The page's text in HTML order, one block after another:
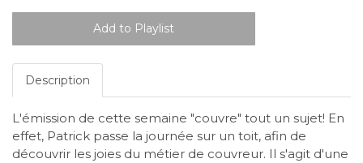
Description
L'émission de cette semaine "couvre" tout un sujet! En
effet, Patrick passe la journée sur un toit, afin de
découvrir les joies du métier de couvreur. Il s'agit d'une